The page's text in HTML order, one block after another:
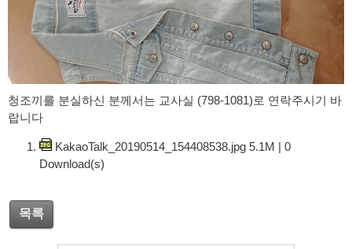
청조끼를 분실하신 분께서는 교사실 (798-1081)로 연락주시기 바
랍니다
KakaoTalk_20190514_154408538.jpg 5.1M | 0
Download(s)
목록